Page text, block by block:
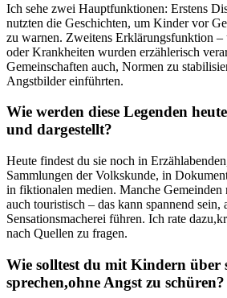
Ich sehe zwei Hauptfunktionen: ​Erstens
nutzten⁢ die Geschichten,⁢ um Kinder vor
zu warnen. Zweitens Erklärungsfunktion –
oder Krankheiten wurden erzählerisch
Gemeinschaften auch, Normen​ zu
Angstbilder einführten.
Wie ‍werden ⁢diese Legenden
und dargestellt?
Heute findest du sie​ noch⁢ in
Sammlungen der Volkskunde, in
in fiktionalen ⁣medien. Manche Gemeinden
auch touristisch – das‍ kann spannend​ sein,⁤
Sensationsmacherei führen. Ich‍ rate
nach Quellen zu fragen.
Wie solltest du‌ mit‍ Kindern über
sprechen,ohne ‌Angst zu schüren?